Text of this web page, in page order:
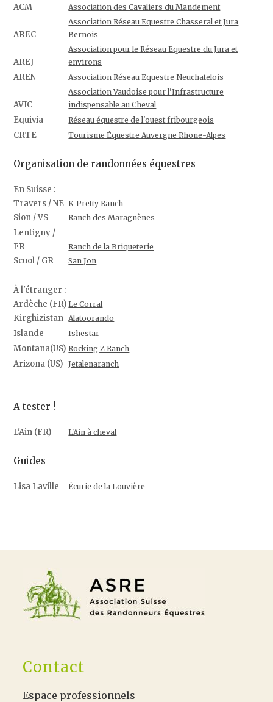
ACM Association des Cavaliers du Mandement
AREC
Association Réseau Equestre Chasseral et Jura
Bernois
AREJ
Association pour le Réseau Equestre du Jura et
environs
AREN Association Réseau Equestre Neuchatelois
AVIC
Association Vaudoise pour l'Infrastructure
indispensable au Cheval
Equivia Réseau équestre de l'ouest fribourgeois
CRTE Tourisme Équestre Auvergne Rhone-Alpes
Organisation de randonnées équestres
En Suisse :
Travers / NE K-Pretty Ranch
Sion / VS Ranch des Maragnènes
Lentigny /
FR
Ranch de la Briqueterie
Scuol / GR San Jon
À l'étranger :
Ardèche (FR) Le Corral
Kirghizistan Alatoorando
Islande Ishestar
Montana(US) Rocking Z Ranch
Arizona (US) Jetalenaranch
A tester !
L'Ain (FR) L'Ain à cheval
Guides
Lisa Laville Écurie de la Louvière
Contact
Espace professionnels